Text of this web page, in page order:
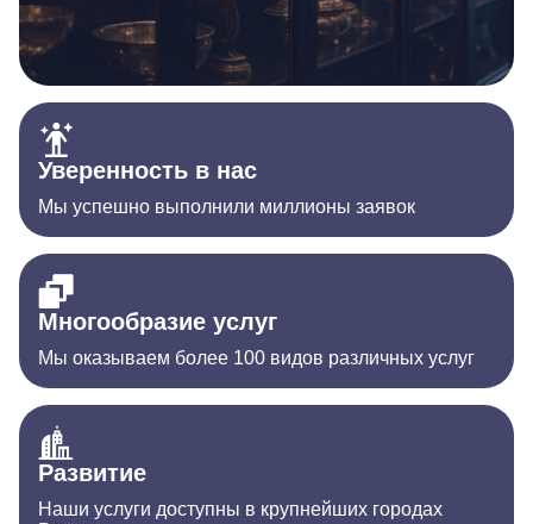
Уверенность в нас
Мы успешно выполнили миллионы заявок
Многообразие услуг
Мы оказываем более 100 видов различных услуг
Развитие
Наши услуги доступны в крупнейших городах